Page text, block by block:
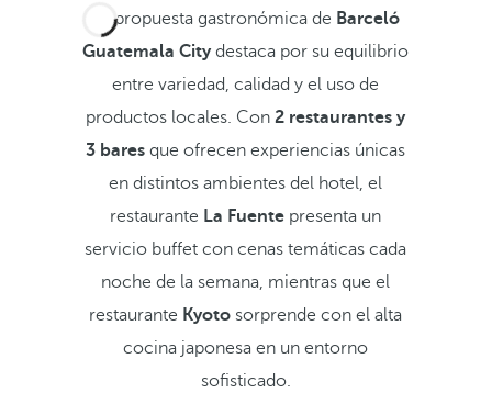
La propuesta gastronómica de Barceló
Guatemala Citydestaca por su equilibrio
entre variedad, calidad y el uso de
productos locales. Con2 restaurantes y
3 bares que ofrecen experiencias únicas
en distintos ambientes del hotel, el
restaurante La Fuente presenta un
servicio buffet con cenas temáticas cada
noche de la semana, mientras que el
restaurante Kyoto sorprende con el alta
cocina japonesa en un entorno
sofisticado.